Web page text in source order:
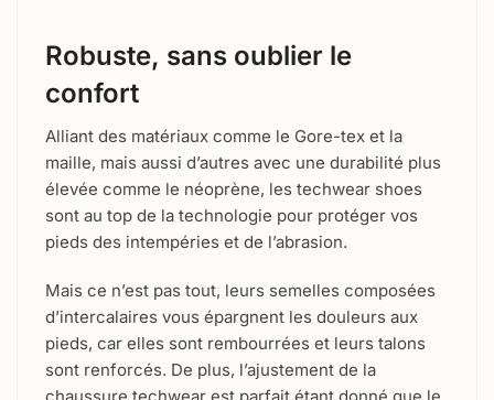
Robuste, sans oublier le
confort
Alliant des matériaux comme le Gore-tex et la
maille, mais aussi d’autres avec une durabilité plus
élevée comme le néoprène, les techwear shoes
sont au top de la technologie pour protéger vos
pieds des intempéries et de l’abrasion.
Mais ce n’est pas tout, leurs semelles composées
d’intercalaires vous épargnent les douleurs aux
pieds, car elles sont rembourrées et leurs talons
sont renforcés. De plus, l’ajustement de la